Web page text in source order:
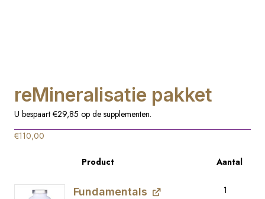
reMineralisatie pakket
U bespaart €29,85 op de supplementen.
€110,00
Product Aantal
Fundamentals 1